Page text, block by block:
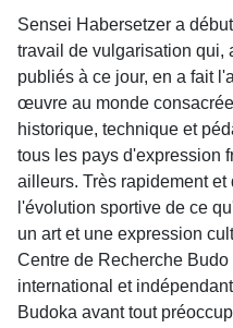
Sensei Habersetzer a
travail de vulgarisation qui,
publiés à ce jour, en a fait
œuvre au monde
historique, technique et
tous les pays d'expression
ailleurs. Très rapidement
l'évolution sportive de ce
un art et une expression
Centre de Recherche
international et
Budoka avant tout